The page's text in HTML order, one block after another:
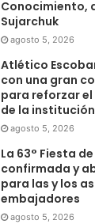
Conocimiento,
Sujarchuk
agosto 5, 2026
Atlético
con una gran
para reforzar
de la institución
agosto 5, 2026
La 63° Fiesta
confirmada y
para las y los
embajadores
agosto 5, 2026